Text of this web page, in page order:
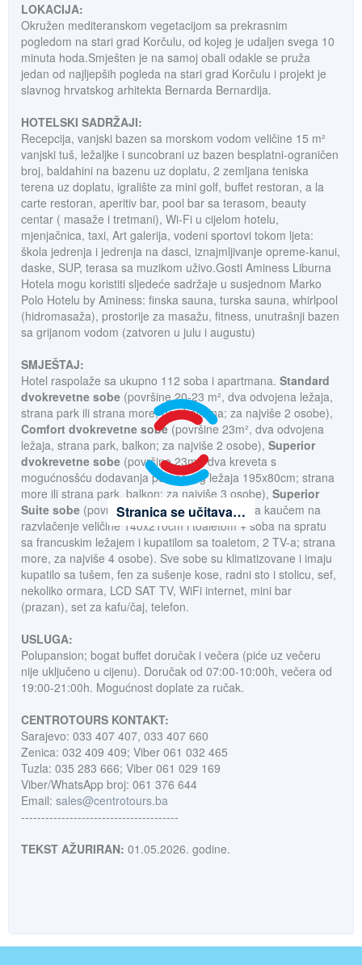
LOKACIJA:
Okružen mediteranskom vegetacijom sa prekrasnim
pogledom na stari grad Korčulu, od kojeg je udaljen svega 10
minuta hoda.Smješten je na samoj obali odakle se pruža
jedan od najljepših pogleda na stari grad Korčulu i projekt je
slavnog hrvatskog arhitekta Bernarda Bernardija.
HOTELSKI SADRŽAJI:
Recepcija, vanjski bazen sa morskom vodom veličine 15 m²
vanjski tuš, ležaljke i suncobrani uz bazen besplatni-ograničen
broj, baldahini na bazenu uz doplatu, 2 zemljana teniska
terena uz doplatu, igralište za mini golf, buffet restoran, a la
carte restoran, aperitiv bar, pool bar sa terasom, beauty
centar ( masaže i tretmani), Wi-Fi u cijelom hotelu,
mjenjačnica, taxi, Art galerija, vodeni sportovi tokom ljeta:
škola jedrenja i jedrenja na dasci, iznajmljivanje opreme-kanui,
daske, SUP, terasa sa muzikom uživo.Gosti Aminess Liburna
Hotela mogu koristiti sljedeće sadržaje u susjednom Marko
Polo Hotelu by Aminess: finska sauna, turska sauna, whirlpool
(hidromasaža), prostorije za masažu, fitness, unutrašnji bazen
sa grijanom vodom (zatvoren u julu i augustu)
SMJEŠTAJ:
Hotel raspolaže sa ukupno 112 soba i apartmana. Standard
dvokrevetne sobe (površine 20-23 m², dva odvojena ležaja,
strana park ili strana more; bez balkona; za najviše 2 osobe),
Comfort dvokrevetne sobe(površine 23m², dva odvojena
ležaja, strana park, balkon; za najviše 2 osobe), Superior
dvokrevetne sobe (površine 23m², dva kreveta s
mogućnosšću dodavanja pomoćnog ležaja 195x80cm; strana
more ili strana park, balkon; za najviše 3 osobe), Superior
Suite sobe (površine 47m², dnevni boravak sa kaučem na
razvlačenje veličine 140x210cm i toaletom + soba na spratu
sa francuskim ležajem i kupatilom sa toaletom, 2 TV-a; strana
more, za najviše 4 osobe). Sve sobe su klimatizovane i imaju
kupatilo sa tušem, fen za sušenje kose, radni sto i stolicu, sef,
nekoliko ormara, LCD SAT TV, WiFi internet, mini bar
(prazan), set za kafu/čaj, telefon.
USLUGA:
Polupansion; bogat buffet doručak i večera (piće uz večeru
nije uključeno u cijenu). Doručak od 07:00-10:00h, večera od
19:00-21:00h. Mogućnost doplate za ručak.
CENTROTOURS KONTAKT:
Sarajevo: 033 407 407, 033 407 660
Zenica: 032 409 409; Viber 061 032 465
Tuzla: 035 283 666; Viber 061 029 169
Viber/WhatsApp broj: 061 376 644
Email: sales@centrotours.ba
---------------------------------------
TEKST AŽURIRAN: 01.05.2026. godine.
Stranica se učitava…